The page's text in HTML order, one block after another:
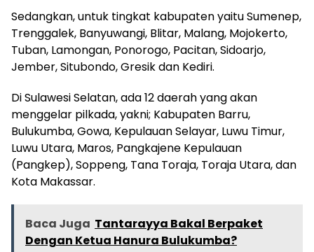
Sedangkan, untuk tingkat kabupaten yaitu Sumenep,
Trenggalek, Banyuwangi, Blitar, Malang, Mojokerto,
Tuban, Lamongan, Ponorogo, Pacitan, Sidoarjo,
Jember, Situbondo, Gresik dan Kediri.
Di Sulawesi Selatan, ada 12 daerah yang akan
menggelar pilkada, yakni; Kabupaten Barru,
Bulukumba, Gowa, Kepulauan Selayar, Luwu Timur,
Luwu Utara, Maros, Pangkajene Kepulauan
(Pangkep), Soppeng, Tana Toraja, Toraja Utara, dan
Kota Makassar.
Baca Juga Tantarayya Bakal Berpaket
Dengan Ketua Hanura Bulukumba?